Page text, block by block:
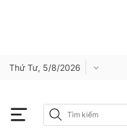
Thứ Tư, 5/8/2026